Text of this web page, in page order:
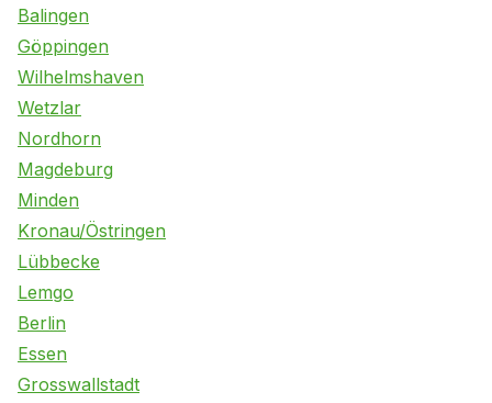
Balingen
Göppingen
Wilhelmshaven
Wetzlar
Nordhorn
Magdeburg
Minden
Kronau/Östringen
Lübbecke
Lemgo
Berlin
Essen
Grosswallstadt